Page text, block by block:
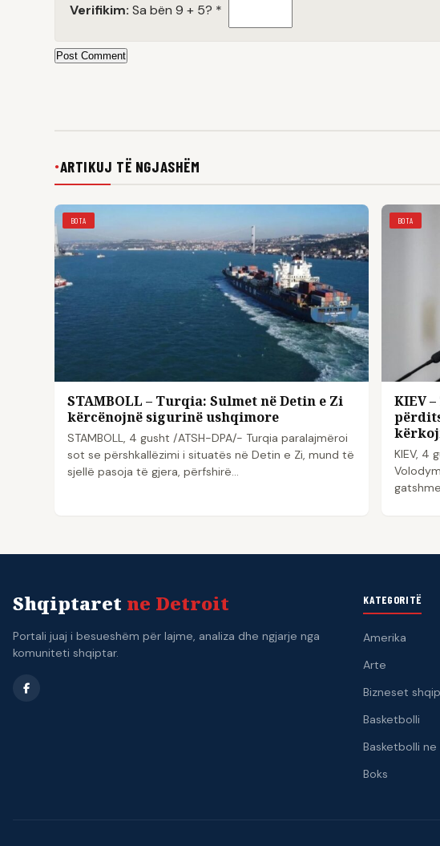
Verifikim: Sa bën 9 + 5? *
Post Comment
●ARTIKUJ TË NGJASHËM
BOTA
STAMBOLL – Turqia: Sulmet në Detin e Zi
kërcënojnë sigurinë ushqimore
STAMBOLL, 4 gusht /ATSH-DPA/- Turqia paralajmëroi
sot se përshkallëzimi i situatës në Detin e Zi, mund të
sjellë pasoja të gjera, përfshirë…
BOTA
KIEV
KIEV, 4
Shqiptaret ne Detroit
Portali juaj i besueshëm për lajme, analiza dhe ngjarje nga
komuniteti shqiptar.
KATEGORITË
Amerika
Arte
Bizneset
Basketbolli
Basketbolli ne
Boks